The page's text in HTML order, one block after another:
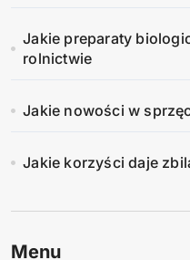
Jakie preparaty
rolnictwie
Jakie nowości w
Jakie korzyści daje
Menu